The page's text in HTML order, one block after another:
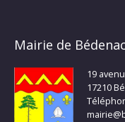
Mairie de Bédenac
19
17210